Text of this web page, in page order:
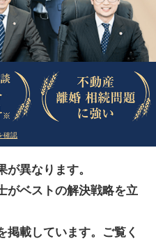
確認
異なります。
がベストの解決戦略を立
載しています。ご覧く